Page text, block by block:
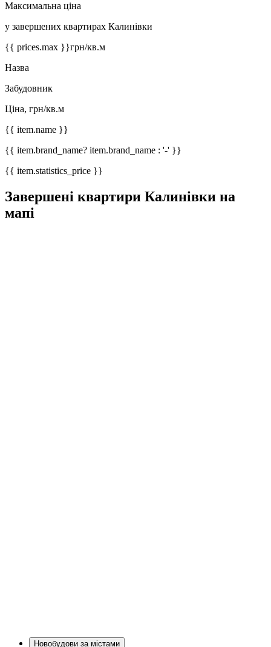
Максимальна ціна
у завершених квартирах Калинівки
{{ prices.max }}грн/кв.м
Назва
Забудовник
Ціна, грн/кв.м
{{ item.name }}
{{ item.brand_name? item.brand_name : '-' }}
{{ item.statistics_price }}
Завершені квартири Калинівки на
мапі
Новобудови за містами